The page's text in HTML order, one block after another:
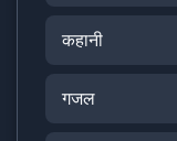
कहानी
गजल